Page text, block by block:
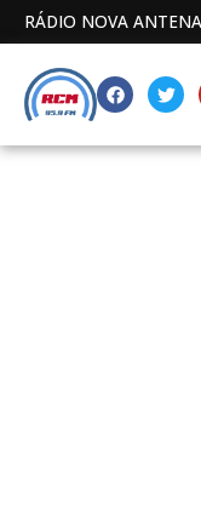
RÁDIO NOVA ANTENA